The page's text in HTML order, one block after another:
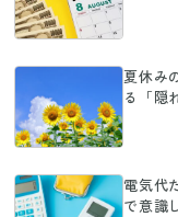
夏休み
る「隠
電気代
で意識